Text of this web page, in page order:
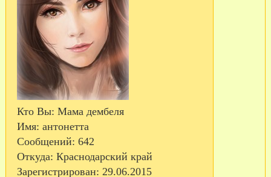
Кто Вы: Мама дембеля
Имя: антонетта
Сообщений: 642
Откуда: Краснодарский край
Зарегистрирован: 29.06.2015